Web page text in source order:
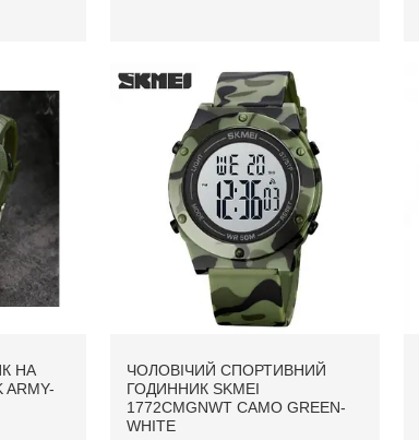
НА
ARMY-
ЧОЛОВІЧИЙ СПОРТИВНИЙ
ГОДИННИК SKMEI
1772CMGNWT CAMO GREEN-
WHITE